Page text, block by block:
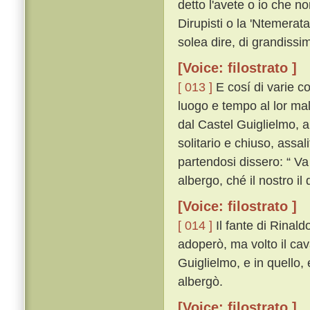
detto l'avete o io che
Dirupisti o la
solea dire, di
[Voice: filostrato ]
[ 013 ] E cosí di varie
luogo e tempo al lor
dal Castel Guiglielmo,
solitario e chiuso,
partendosi dissero: “
albergo, ché il nostro il
[Voice: filostrato ]
[ 014 ] Il fante di
adoperò, ma volto il
Guiglielmo, e in quello,
albergò.